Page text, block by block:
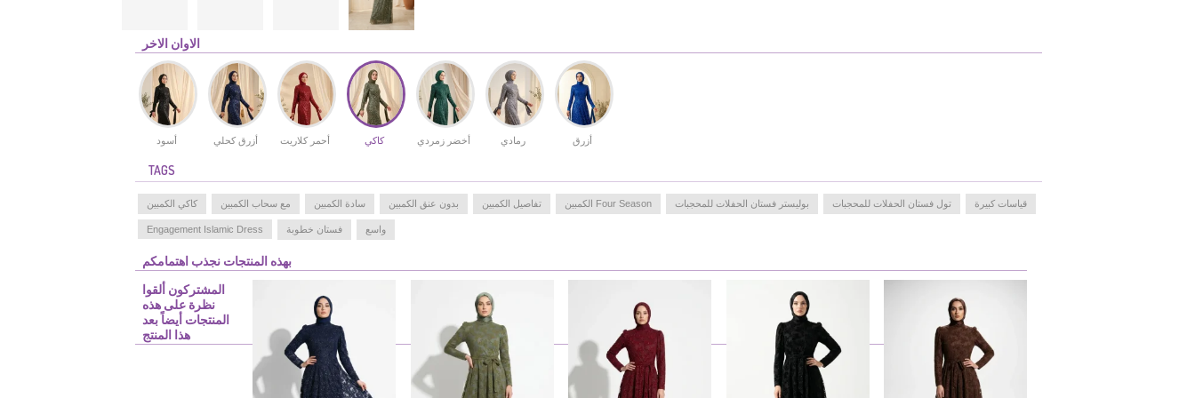
Made in Türkiye
MEASURE OF MANNEQUIN :
: 98, : 66,
الاوان الاخر
أسود أزرق كحلي أحمر كلاريت كاكي أخضر زمردي رمادي أزرق
TAGS
كاكي الكمبين مع سحاب الكمبين سادة الكمبين بدون عنق الكمبين تفاصيل الكمبين Four Season الكمبين بوليستر فستان الحفلات للمحجبات تول فستان الحفلات للمحجبات قياسات كبيرة
Engagement Islamic Dress فستان خطوبة واسع
بهذه المنتجات نجذب اهتمامكم
المشتركون ألقوا
نظرة على هذه
المنتجات أيضاً بعد
هذا المنتج